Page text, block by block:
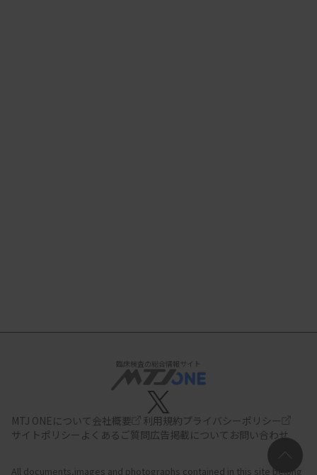
臨床検査の総合情報サイト
MTJ ONEについて会社概要 利用規約プライバシーポリシー
サイトポリシー よくあるご質問広告掲載について お問い合わせ
All documents,images and photographs contained in this site belong